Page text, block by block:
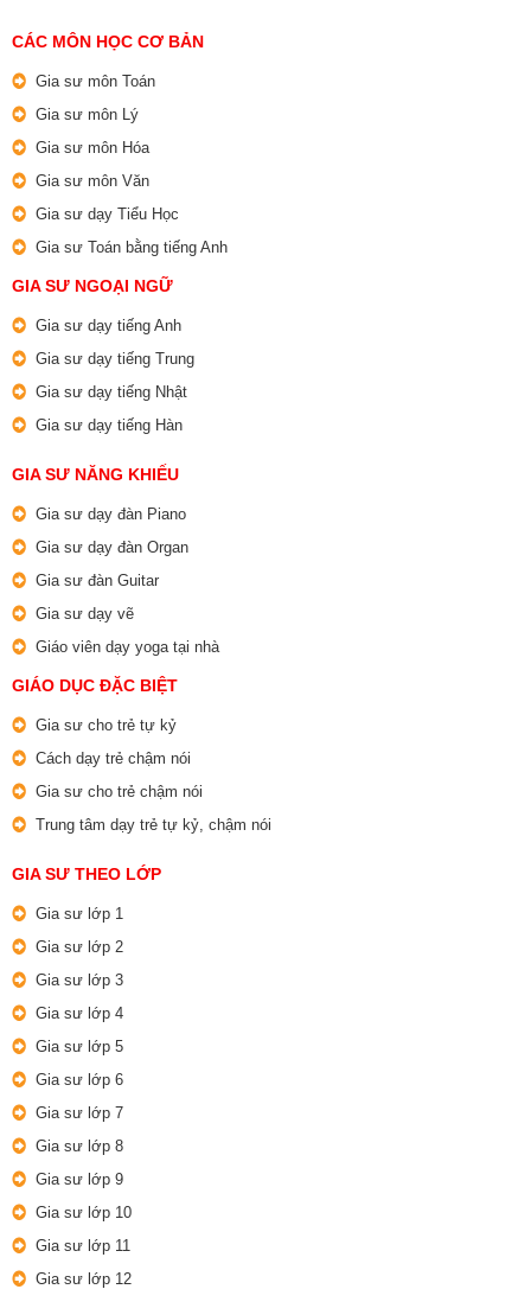
CÁC MÔN HỌC CƠ BẢN
Gia sư môn Toán
Gia sư môn Lý
Gia sư môn Hóa
Gia sư môn Văn
Gia sư dạy Tiểu Học
Gia sư Toán bằng tiếng Anh
GIA SƯ NGOẠI NGỮ
Gia sư dạy tiếng Anh
Gia sư dạy tiếng Trung
Gia sư dạy tiếng Nhật
Gia sư dạy tiếng Hàn
GIA SƯ NĂNG KHIẾU
Gia sư dạy đàn Piano
Gia sư dạy đàn Organ
Gia sư đàn Guitar
Gia sư dạy vẽ
Giáo viên dạy yoga tại nhà
GIÁO DỤC ĐẶC BIỆT
Gia sư cho trẻ tự kỷ
Cách dạy trẻ chậm nói
Gia sư cho trẻ chậm nói
Trung tâm dạy trẻ tự kỷ, chậm nói
GIA SƯ THEO LỚP
Gia sư lớp 1
Gia sư lớp 2
Gia sư lớp 3
Gia sư lớp 4
Gia sư lớp 5
Gia sư lớp 6
Gia sư lớp 7
Gia sư lớp 8
Gia sư lớp 9
Gia sư lớp 10
Gia sư lớp 11
Gia sư lớp 12